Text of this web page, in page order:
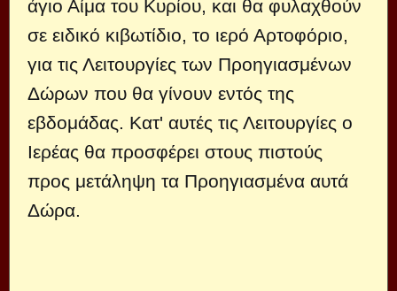
άγιο Αίμα του Κυρίου, και θα φυλαχθούν
σε ειδικό κιβωτίδιο, το ιερό Αρτοφόριο,
για τις Λειτουργίες των Προηγιασμένων
Δώρων που θα γίνουν εντός της
εβδομάδας. Κατ' αυτές τις Λειτουργίες ο
Ιερέας θα προσφέρει στους πιστούς
προς μετάληψη τα Προηγιασμένα αυτά
Δώρα.